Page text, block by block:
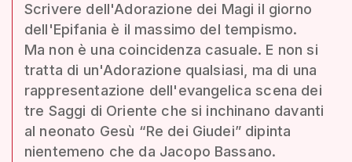
Scrivere dell'Adorazione dei Magi il giorno
dell'Epifania è il massimo del tempismo.
Ma non è una coincidenza casuale. E non si
tratta di un'Adorazione qualsiasi, ma di una
rappresentazione dell'evangelica scena dei
tre Saggi di Oriente che si inchinano davanti
al neonato Gesù “Re dei Giudei” dipinta
nientemeno che da Jacopo Bassano.